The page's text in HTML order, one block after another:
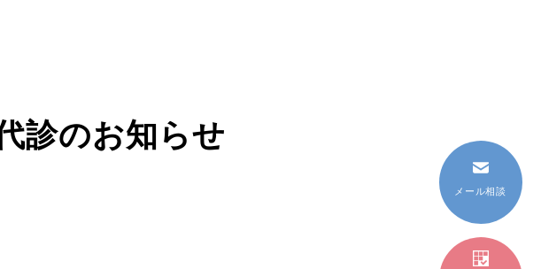
診のお知らせ
メール相談